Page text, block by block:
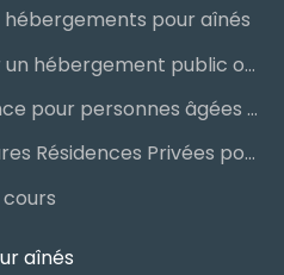
pour aînés
Les étapes pour trouver un hébergement public ou privé
Signer un bail en résidence pour personnes âgées (RPA) : ce qu’il faut savoir
Le palmarès des meilleures Résidences Privées pour Aînés (RPA)
aînés